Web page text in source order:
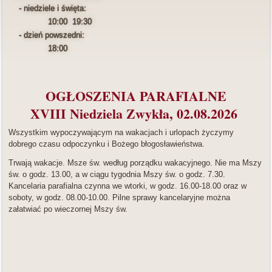
- niedziele i święta:
10:00 19:30
- dzień powszedni:
18:00
OGŁOSZENIA PARAFIALNE
XVIII Niedziela Zwykła, 02.08.2026
Wszystkim wypoczywającym na wakacjach i urlopach życzymy
dobrego czasu odpoczynku i Bożego błogosławieństwa.
Trwają wakacje. Msze św. według porządku wakacyjnego. Nie ma Mszy
św. o godz. 13.00, a w ciągu tygodnia Mszy św. o godz. 7.30.
Kancelaria parafialna czynna we wtorki, w godz. 16.00-18.00 oraz w
soboty, w godz. 08.00-10.00. Pilne sprawy kancelaryjne można
załatwiać po wieczornej Mszy św.